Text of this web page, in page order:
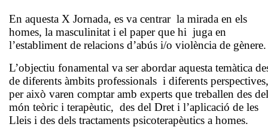
En aquesta X Jornada, es va centrar la mirada en els
homes, la masculinitat i el paper que hi juga en
l’establiment de relacions d’abús i/o violència de gènere.
L’objectiu fonamental va ser abordar aquesta temàtica
de diferents àmbits professionals i diferents perspectives,
per això varen comptar amb experts que treballen des del
món teòric i terapèutic, des del Dret i l’aplicació de les
Lleis i des dels tractaments psicoterapèutics a homes.